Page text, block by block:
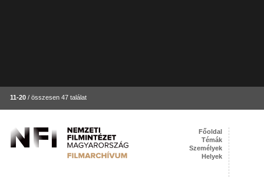
11-20 / összesen 47 találat
Főoldal
Témák
Személyek
Helyek